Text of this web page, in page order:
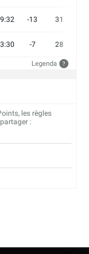
-13 31
-7 28
Legenda ?
les règles
: